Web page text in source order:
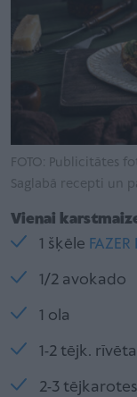
FOTO: Publicitātes
Saglabā recepti un
Vienai
1 šķēle
1/2 avokado
1 ola
1-2 tējk.
2-3